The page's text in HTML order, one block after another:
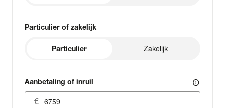
Particulier of zakelijk
Particulier Zakelijk
Aanbetaling of inruil info